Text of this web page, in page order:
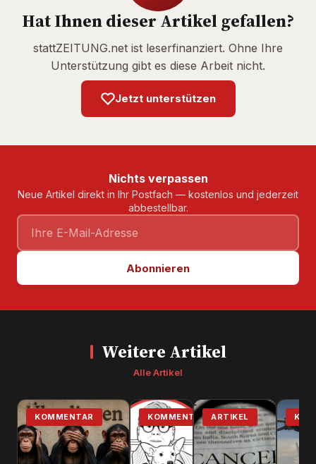
Hat Ihnen dieser Artikel gefallen?
stattZEITUNG.net ist leserfinanziert. Ohne Ihre
Unterstützung gibt es diese Arbeit nicht.
Jetzt unterstützen
Nichts verpassen
Neue Artikel direkt in Ihr Postfach — kostenlos und jederzeit
abbestellbar.
Abonnieren
Weitere Artikel
Alle Artikel
KOMMENTAR KOMMENTAR ARTIKEL